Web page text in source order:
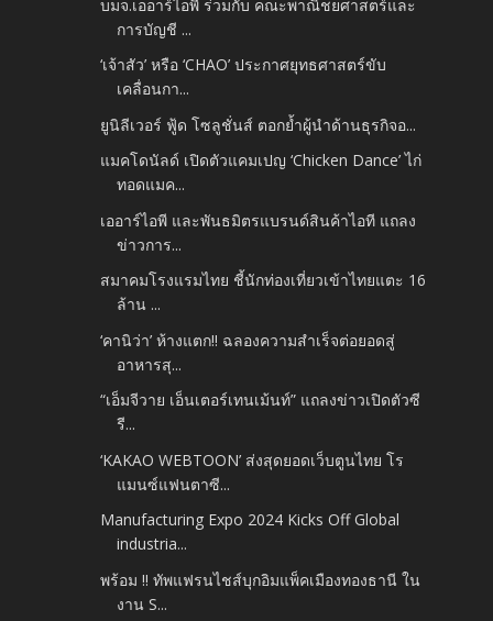
บมจ.เออาร์ไอพี ร่วมกับ คณะพาณิชยศาสตร์และ
การบัญชี ...
‘เจ้าสัว’ หรือ ‘CHAO’ ประกาศยุทธศาสตร์ขับ
เคลื่อนกา...
ยูนิลีเวอร์ ฟู้ด โซลูชั่นส์ ตอกย้ำผู้นำด้านธุรกิจอ...
แมคโดนัลด์ เปิดตัวแคมเปญ ‘Chicken Dance’ ไก่
ทอดแมค...
เออาร์ไอพี และพันธมิตรแบรนด์สินค้าไอที แถลง
ข่าวการ...
สมาคมโรงแรมไทย ชี้นักท่องเที่ยวเข้าไทยแตะ 16
ล้าน ...
‘คานิว่า’ ห้างแตก!! ฉลองความสำเร็จต่อยอดสู่
อาหารสุ...
“เอ็มจีวาย เอ็นเตอร์เทนเม้นท์” แถลงข่าวเปิดตัวซี
รี...
‘KAKAO WEBTOON’ ส่งสุดยอดเว็บตูนไทย โร
แมนซ์แฟนตาซี...
Manufacturing Expo 2024 Kicks Off Global
industria...
พร้อม !! ทัพแฟรนไชส์บุกอิมแพ็คเมืองทองธานี ใน
งาน S...